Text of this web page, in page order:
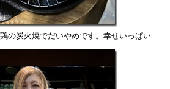
の炭火焼でだいやめです。幸せいっぱい